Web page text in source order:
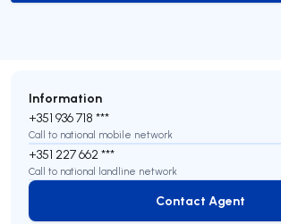
Information
+351 936 718 ***
Call to national mobile network
+351 227 662 ***
Call to national landline network
Contact Agent
Contact Agent